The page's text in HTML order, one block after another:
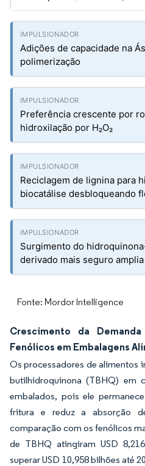
Adições de capacidade na
polimerização
Preferência crescente por
hidroxilação por H₂O₂
Reciclagem de lignina para
biocatálise desbloqueando
Surgimento do
derivado mais seguro
Fonte: Mordor Intelligence
Crescimento da
Fenólicos em Embalagens
Os processadores de alimentos
butilhidroquinona (TBHQ) em
embalados, pois ele
fritura e reduz a absorção
comparação com os fenólicos
de TBHQ atingiram USD
superar USD 10,958 bilhões até